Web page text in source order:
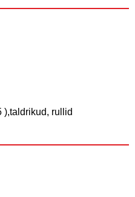
),taldrikud, rullid